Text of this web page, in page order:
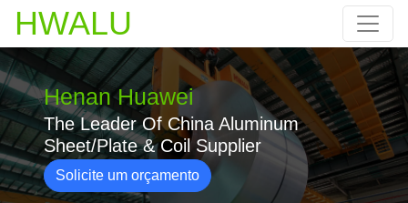
HWALU
Henan Huawei
The Leader Of China Aluminum
Sheet/Plate & Coil Supplier
Solicite um orçamento